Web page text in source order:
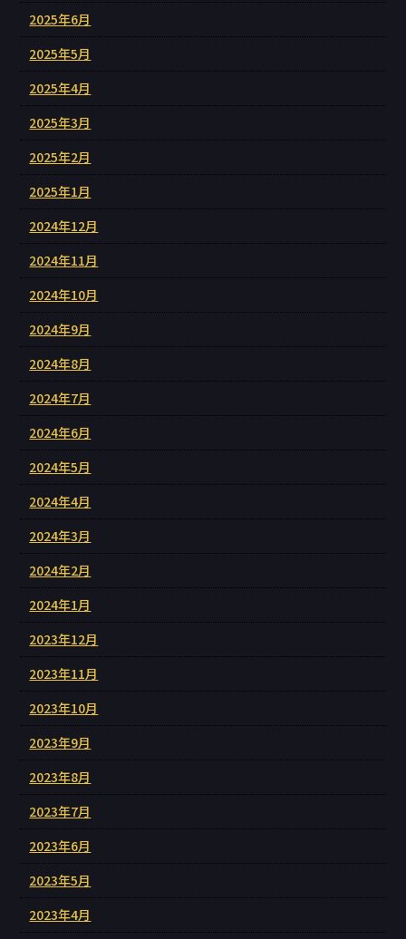
2025年6月
2025年5月
2025年4月
2025年3月
2025年2月
2025年1月
2024年12月
2024年11月
2024年10月
2024年9月
2024年8月
2024年7月
2024年6月
2024年5月
2024年4月
2024年3月
2024年2月
2024年1月
2023年12月
2023年11月
2023年10月
2023年9月
2023年8月
2023年7月
2023年6月
2023年5月
2023年4月